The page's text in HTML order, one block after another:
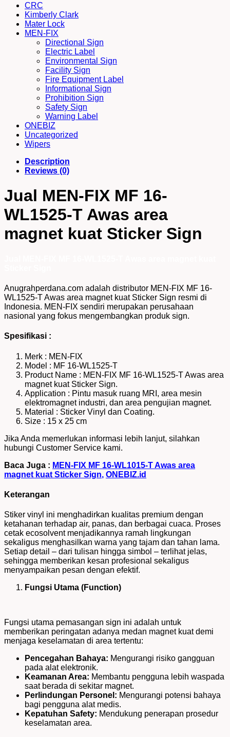
CRC
Kimberly Clark
Mater Lock
MEN-FIX
Directional Sign
Electric Label
Environmental Sign
Facility Sign
Fire Equipment Label
Informational Sign
Prohibition Sign
Safety Sign
Warning Label
ONEBIZ
Uncategorized
Wipers
Description
Reviews (0)
Jual MEN-FIX MF 16-
WL1525-T Awas area
magnet kuat Sticker Sign
Anugrahperdana.com adalah distributor MEN-FIX MF 16-
WL1525-T Awas area magnet kuat Sticker Sign resmi di
Indonesia. MEN-FIX sendiri merupakan perusahaan
nasional yang fokus mengembangkan produk sign.
Spesifikasi :
Merk : MEN-FIX
Model : MF 16-WL1525-T
Product Name : MEN-FIX MF 16-WL1525-T Awas area
magnet kuat Sticker Sign.
Application : Pintu masuk ruang MRI, area mesin
elektromagnet industri, dan area pengujian magnet.
Material : Sticker Vinyl dan Coating.
Size : 15 x 25 cm
Jika Anda memerlukan informasi lebih lanjut, silahkan
hubungi Customer Service kami.
Baca Juga : MEN-FIX MF 16-WL1015-T Awas area
magnet kuat Sticker Sign, ONEBIZ.id
Keterangan
Stiker vinyl ini menghadirkan kualitas premium dengan
ketahanan terhadap air, panas, dan berbagai cuaca. Proses
cetak ecosolvent menjadikannya ramah lingkungan
sekaligus menghasilkan warna yang tajam dan tahan lama.
Setiap detail – dari tulisan hingga simbol – terlihat jelas,
sehingga memberikan kesan profesional sekaligus
menyampaikan pesan dengan efektif.
Fungsi Utama (Function)
Fungsi utama pemasangan sign ini adalah untuk
memberikan peringatan adanya medan magnet kuat demi
menjaga keselamatan di area tertentu:
Pencegahan Bahaya: Mengurangi risiko gangguan
pada alat elektronik.
Keamanan Area: Membantu pengguna lebih waspada
saat berada di sekitar magnet.
Perlindungan Personel: Mengurangi potensi bahaya
bagi pengguna alat medis.
Kepatuhan Safety: Mendukung penerapan prosedur
keselamatan area.